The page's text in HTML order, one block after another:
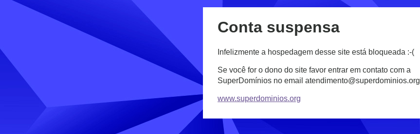
Conta suspensa
Infelizmente a hospedagem desse site está bloqueada :-(
Se você for o dono do site favor entrar em contato com a
SuperDomínios no email atendimento@superdominios.org
www.superdominios.org